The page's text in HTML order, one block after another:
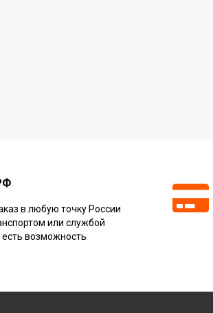
в любую точку России
или службой
возможность